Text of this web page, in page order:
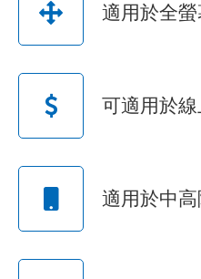
適用於全
可適用於
適用於中